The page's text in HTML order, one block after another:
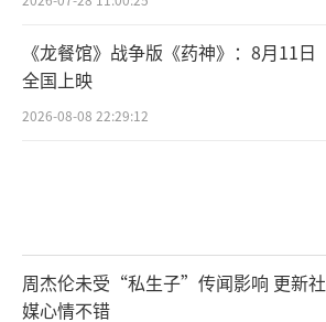
《龙餐馆》战争版《药神》：8月11日
全国上映
2026-08-08 22:29:12
周杰伦未受“私生子”传闻影响 更新社
媒心情不错